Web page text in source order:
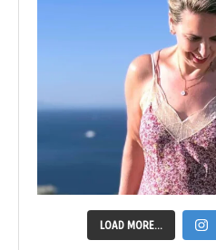
LOAD MORE...